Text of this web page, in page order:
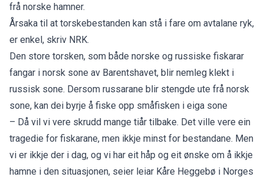
frå norske hamner.
Årsaka til at torskebestanden kan stå i fare om avtalane ryk,
er enkel, skriv NRK.
Den store torsken, som både norske og russiske fiskarar
fangar i norsk sone av Barentshavet, blir nemleg klekt i
russisk sone. Dersom russarane blir stengde ute frå norsk
sone, kan dei byrje å fiske opp småfisken i eiga sone
– Då vil vi vere skrudd mange tiår tilbake. Det ville vere ein
tragedie for fiskarane, men ikkje minst for bestandane. Men
vi er ikkje der i dag, og vi har eit håp og eit ønske om å ikkje
hamne i den situasjonen, seier leiar Kåre Heggebø i Norges